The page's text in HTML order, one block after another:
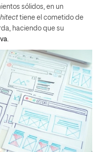
sólidos, en un
tiene el cometido de
haciendo que su